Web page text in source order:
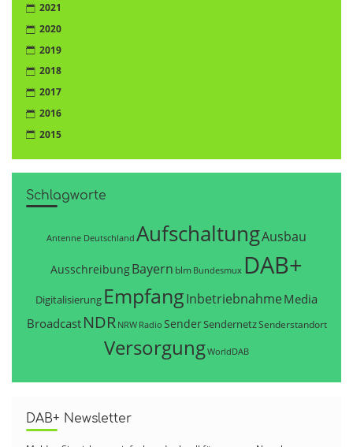
2021
2020
2019
2018
2017
2016
2015
Schlagworte
Antenne Deutschland AufschaltungAusbau
AusschreibungBayern blm Bundesmux DAB+
Digitalisierung EmpfangInbetriebnahme Media
Broadcast NDR NRW Radio SenderSendernetzSenderstandort
VersorgungWorldDAB
DAB+ Newsletter